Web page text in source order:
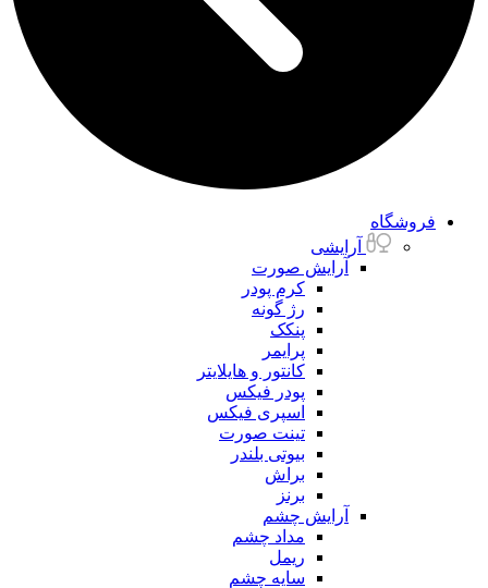
فروشگاه
آرایشی
آرایش صورت
کرم پودر
رژ گونه
پنکک
پرایمر
کانتور و هایلایتر
پودر فیکس
اسپری فیکس
تینت صورت
بیوتی بلندر
براش
برنز
آرایش چشم
مداد چشم
ریمل
سایه چشم